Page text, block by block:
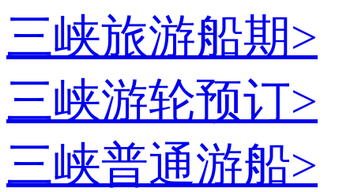
三峡旅游船期>
三峡游轮预订>
三峡普通游船>